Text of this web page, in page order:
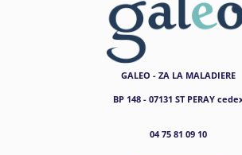
GALEO - ZA LA MALADIERE
BP 148 - 07131 ST PERAY
04 75 81 09 10